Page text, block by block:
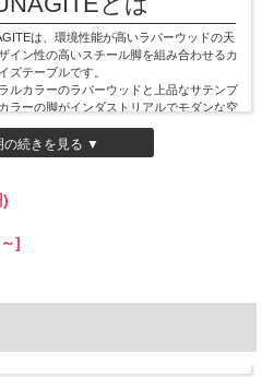
は、環境性能が高いラバーウッドの天
イン性の高いスチール脚を組み合わせるカ
ズテーブルです。
ルカラーのラバーウッドと上品なサテンブ
ラーの脚がインダストリアルでモダンな空
イズにより、ダイニングテーブルやカフェ
お選びいただく事ができます。天板と脚は
様のもとへお届けいたします。
の続きを見る ▼
]